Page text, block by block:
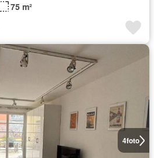
75 m²
4foto